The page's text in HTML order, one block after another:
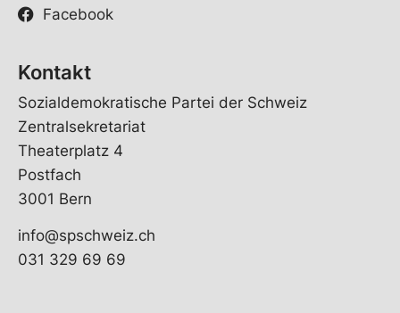
Facebook
Kontakt
Sozialdemokratische Partei der Schweiz
Zentralsekretariat
Theaterplatz 4
Postfach
3001 Bern
info@spschweiz.ch
031 329 69 69